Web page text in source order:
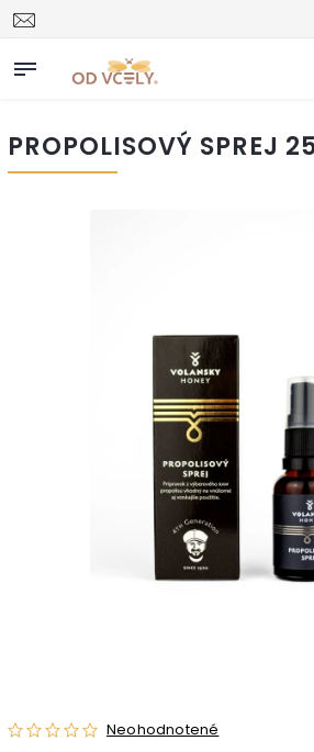
PROPOLISOVÝ SPREJ
Neohodnotené